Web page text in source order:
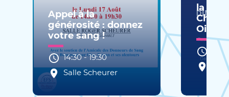
Appel à la
générosité : donnez
votre sang !
14:30-19:30
Salle Scheurer
la
Oise